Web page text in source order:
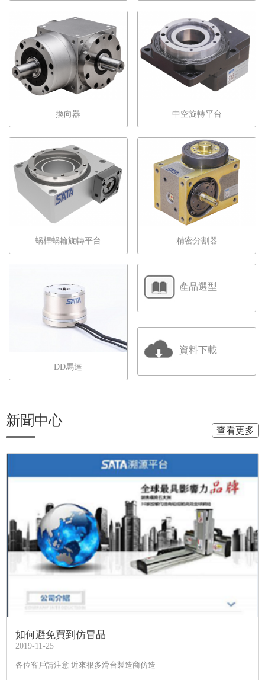
換向器 中空旋轉平台
蜗桿蜗輪旋轉平台 精密分割器
DD馬達
產品選型
資料下載
新聞中心
查看更多
如何避免買到仿冒品
2019-11-25
各位客戶請注意 近來很多滑台製造商仿造